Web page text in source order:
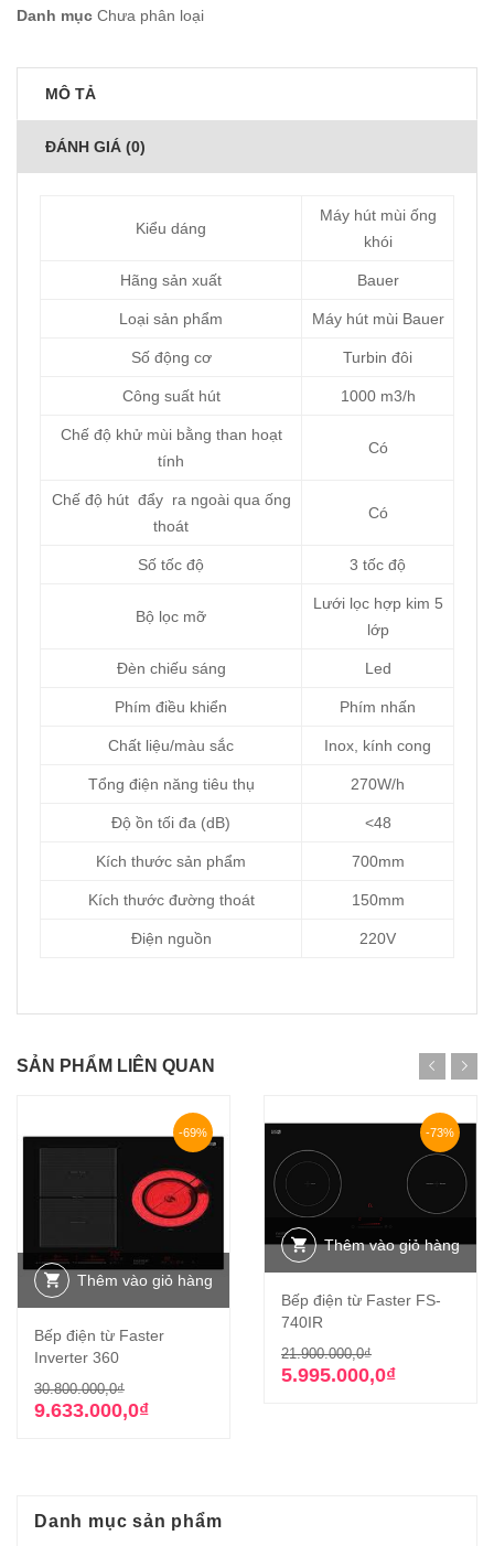
Danh mục Chưa phân loại
MÔ TẢ
ĐÁNH GIÁ (0)
Kiểu dáng
Máy hút mùi ống
khói
Hãng sản xuất Bauer
Loại sản phẩm Máy hút mùi Bauer
Số động cơ Turbin đôi
Công suất hút 1000 m3/h
Chế độ khử mùi bằng than hoạt
tính
Có
Chế độ hút đẩy ra ngoài qua ống
thoát
Có
Số tốc độ 3 tốc độ
Bộ lọc mỡ
Lưới lọc hợp kim 5
lớp
Đèn chiếu sáng Led
Phím điều khiển Phím nhấn
Chất liệu/màu sắc Inox, kính cong
Tổng điện năng tiêu thụ 270W/h
Độ ồn tối đa (dB) <48
Kích thước sản phẩm 700mm
Kích thước đường thoát 150mm
Điện nguồn 220V
SẢN PHẨM LIÊN QUAN
-69%
Thêm vào giỏ hàng
Bếp điện từ Faster
Inverter 360
30.800.000,0₫Giá
gốc
9.633.000,0₫
Giá
hiện
-73%
Thêm vào giỏ hàng
Bếp điện từ Faster FS-
740IR
21.900.000,0₫Giá
gốc
5.995.000,0₫
Giá
hiện
Danh mục sản phẩm